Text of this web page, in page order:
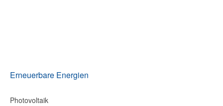
Erneuerbare Energien
Photovoltaik